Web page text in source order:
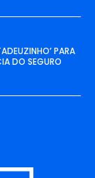
PARA
DO SEGURO